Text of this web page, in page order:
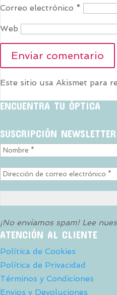
Correo electrónico *
Web
Este sitio usa Akismet para
ENCUENTRA TU ÓPTICA
SUSCRIPCIÓN NEWSLETTER
¡No enviamos spam! Lee
ATENCIÓN AL CLIENTE
Política de Cookies
Política de Privacidad
Términos y Condiciones
Envios y Devoluciones